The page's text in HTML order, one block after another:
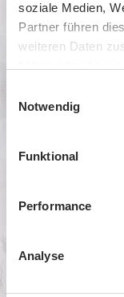
soziale Medien,
Partner führen
weiteren Daten
Notwendig
Funktional
Performance
Analyse